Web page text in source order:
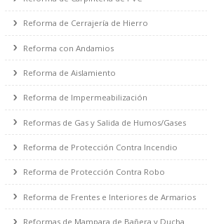
Reforma de Persianas
Reforma de Carpintería Aluminio
Reforma de Carpintería de PVC
Reforma con Andamios
Reforma de Aislamiento
Reforma de Impermeabilización
Reformas de Gas y Salida de Humos/Gases